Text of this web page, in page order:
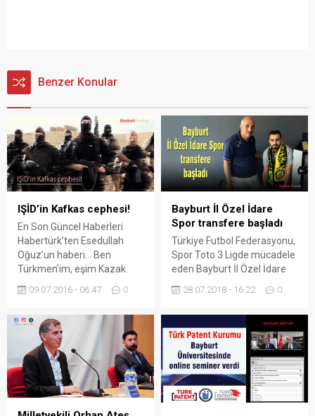
Benzer Konular
IŞİD’in Kafkas cephesi!
En Son Güncel Haberleri
Habertürk’ten Esedullah
Oğuz’un haberi… Ben
Türkmen’im, eşim Kazak.
yer. 29 Haziran’da İstanbul
bulayan 3 teröristten 2’sinin
Orta Asyalı, 1’inin Kafkasyalı
olması, bölgedeki
radikalleşmenin boyutlarının
Türkiye’de iyiden iyiye merak
edilmesine yol açtı. Aslında
bu durum, bir günde
09.07.2016 - 06:47 0
Bayburt İl Özel İdare
Spor transfere başladı
Türkiye Futbol Federasyonu,
Spor Toto 3 Ligde mücadele
eden Bayburt İl Özel İdare
transfer çalışmaları tüm
Lig de mücadele eden
Bayburt Spor ; Nazilli
Belediye Spor ‘dan Serdar
Eyilik ile 2 yıllık sözleşme
imzalandı. Bayburt İl Özel
İdare Gençlik ve Spor Kulüp
28.07.2018 - 16:22 0